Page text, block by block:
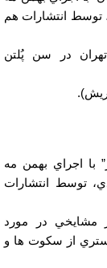
توسط انتشارات هم
در سن پُلتن
با اجراي بهمن مه‌
توسط انتشارات
مشايخي در مورد
از سكوت ها و